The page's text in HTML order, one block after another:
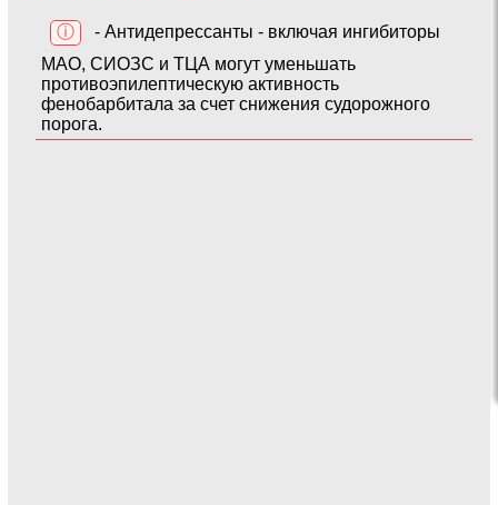
ⓘ
- Антидепрессанты - включая ингибиторы
МАО, СИОЗС и ТЦА могут уменьшать
противоэпилептическую активность
фенобарбитала за счет снижения судорожного
порога.